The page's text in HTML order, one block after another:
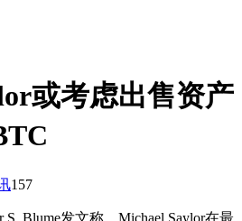
或考虑出售资产
157
S. Blume发文称，Michael Saylor在最